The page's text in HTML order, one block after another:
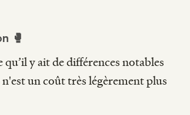
🥊
y ait de différences notables
n'est un coût très légèrement plus